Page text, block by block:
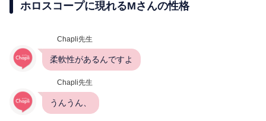
ホロスコープに現れるMさんの性格
Chapli先生
柔軟性があるんですよ
Chapli先生
うんうん、